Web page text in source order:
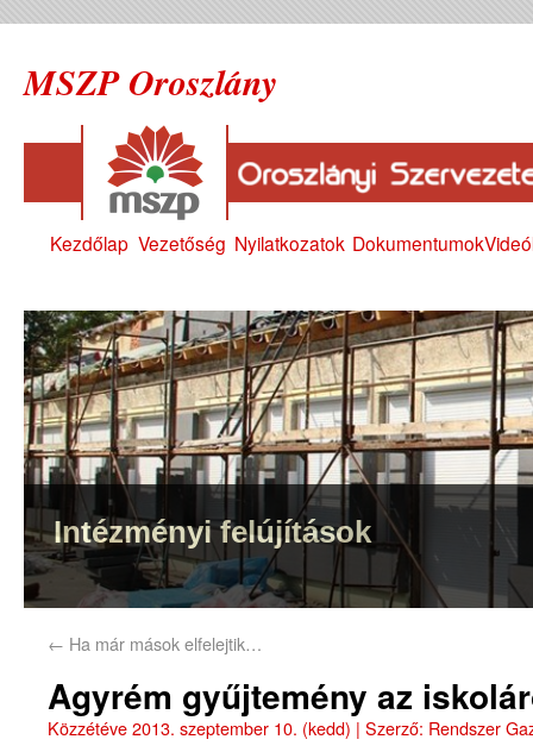
MSZP Oroszlány
Kezdőlap Vezetőség Nyilatkozatok Dokumentumok
Intézményi felújítások
← Ha már mások elfelejtik…
Agyrém gyűjtemény az
Közzétéve2013. szeptember 10. (kedd) | Szerző: Rendszer